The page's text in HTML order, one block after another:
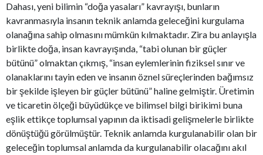
Dahası, yeni bilimin “doğa yasaları” kavrayışı, bunların
kavranmasıyla insanın teknik anlamda geleceğini kurgulama
olanağına sahip olmasını mümkün kılmaktadır. Zira bu anlayışla
birlikte doğa, insan kavrayışında, “tabi olunan bir güçler
bütünü” olmaktan çıkmış, “insan eylemlerinin fiziksel sınır ve
olanaklarını tayin eden ve insanın öznel süreçlerinden bağımsız
bir şekilde işleyen bir güçler bütünü” haline gelmiştir. Üretimin
ve ticaretin ölçeği büyüdükçe ve bilimsel bilgi birikimi buna
eşlik ettikçe toplumsal yapının da iktisadi gelişmelerle birlikte
dönüştüğü görülmüştür. Teknik anlamda kurgulanabilir olan bir
geleceğin toplumsal anlamda da kurgulanabilir olacağını akıl